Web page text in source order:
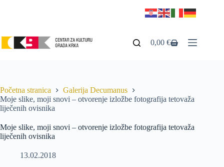
0,00€
Početna stranica
Galerija Decumanus
Moje slike, moji snovi – otvorenje izložbe fotografija tetovaža
liječenih ovisnika
Moje slike, moji snovi – otvorenje izložbe fotografija tetovaža
liječenih ovisnika
13.02.2018